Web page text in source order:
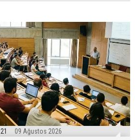
09 Ağustos 2026